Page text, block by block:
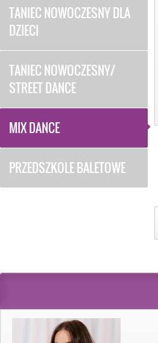
TANIEC NOWOCZESNY DLA
DZIECI
TANIEC NOWOCZESNY/
STREET DANCE
MIX DANCE
PRZEDSZKOLE BALETOWE